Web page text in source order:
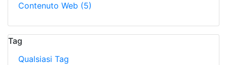
Contenuto Web (5)
Tag
Qualsiasi Tag